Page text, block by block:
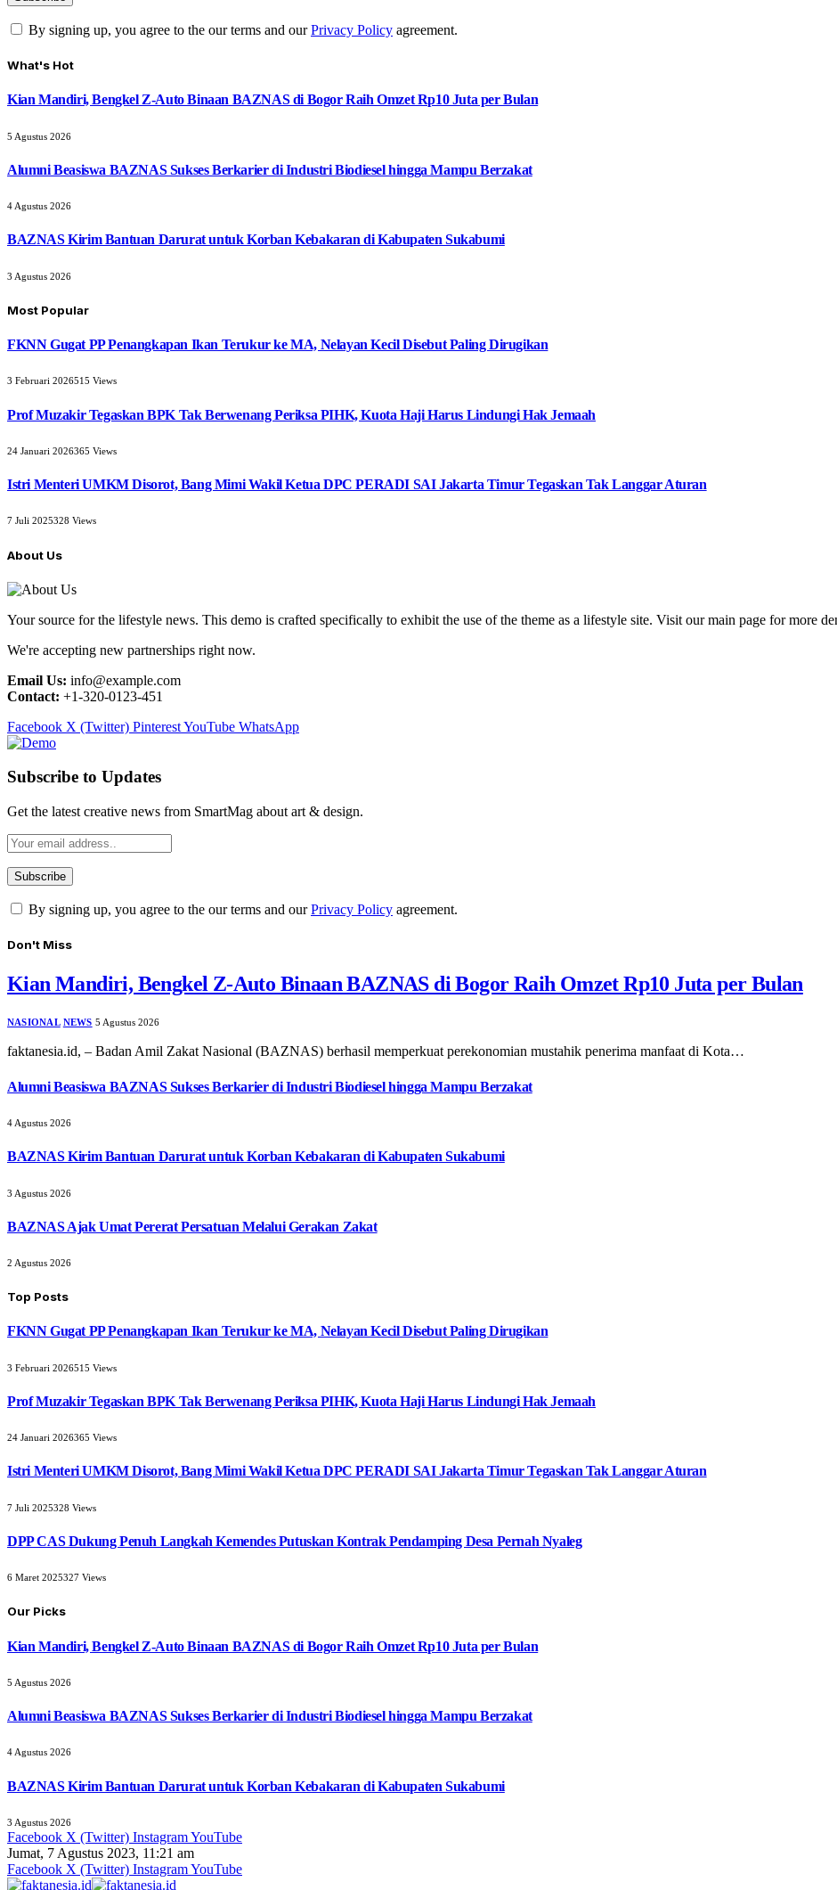
By signing up, you agree to the our terms and ourPrivacy Policy agreement.
What's Hot
Kian Mandiri, Bengkel Z-Auto Binaan BAZNAS di Bogor Raih Omzet Rp10 Juta per Bulan
5 Agustus 2026
Alumni Beasiswa BAZNAS Sukses Berkarier di Industri Biodiesel hingga Mampu Berzakat
4 Agustus 2026
BAZNAS Kirim Bantuan Darurat untuk Korban Kebakaran di Kabupaten Sukabumi
3 Agustus 2026
Most Popular
FKNN Gugat PP Penangkapan Ikan Terukur ke MA, Nelayan Kecil Disebut Paling Dirugikan
3 Februari 2026515 Views
Prof Muzakir Tegaskan BPK Tak Berwenang Periksa PIHK, Kuota Haji Harus Lindungi Hak Jemaah
24 Januari 2026365 Views
Istri Menteri UMKM Disorot, Bang Mimi Wakil Ketua DPC PERADI SAI Jakarta Timur Tegaskan Tak Langgar Aturan
7 Juli 2025328 Views
About Us
Your source for the lifestyle news. This demo is crafted specifically to exhibit the use of the theme as a lifestyle site. Visit our main page for more
We're accepting new partnerships right now.
Email Us: info@example.com
Contact: +1-320-0123-451
Facebook X (Twitter) PinterestYouTube WhatsApp
Subscribe to Updates
Get the latest creative news from SmartMag about art & design.
By signing up, you agree to the our terms and ourPrivacy Policy agreement.
Don't Miss
Kian Mandiri, Bengkel Z-Auto Binaan BAZNAS di Bogor Raih Omzet Rp10 Juta per Bulan
NASIONAL NEWS 5 Agustus 2026
faktanesia.id, – ​Badan Amil Zakat Nasional (BAZNAS) berhasil memperkuat perekonomian mustahik penerima manfaat di Kota…
Alumni Beasiswa BAZNAS Sukses Berkarier di Industri Biodiesel hingga Mampu Berzakat
4 Agustus 2026
BAZNAS Kirim Bantuan Darurat untuk Korban Kebakaran di Kabupaten Sukabumi
3 Agustus 2026
BAZNAS Ajak Umat Pererat Persatuan Melalui Gerakan Zakat
2 Agustus 2026
Top Posts
FKNN Gugat PP Penangkapan Ikan Terukur ke MA, Nelayan Kecil Disebut Paling Dirugikan
3 Februari 2026515 Views
Prof Muzakir Tegaskan BPK Tak Berwenang Periksa PIHK, Kuota Haji Harus Lindungi Hak Jemaah
24 Januari 2026365 Views
Istri Menteri UMKM Disorot, Bang Mimi Wakil Ketua DPC PERADI SAI Jakarta Timur Tegaskan Tak Langgar Aturan
7 Juli 2025328 Views
DPP CAS Dukung Penuh Langkah Kemendes Putuskan Kontrak Pendamping Desa Pernah Nyaleg
6 Maret 2025327 Views
Our Picks
Kian Mandiri, Bengkel Z-Auto Binaan BAZNAS di Bogor Raih Omzet Rp10 Juta per Bulan
5 Agustus 2026
Alumni Beasiswa BAZNAS Sukses Berkarier di Industri Biodiesel hingga Mampu Berzakat
4 Agustus 2026
BAZNAS Kirim Bantuan Darurat untuk Korban Kebakaran di Kabupaten Sukabumi
3 Agustus 2026
Facebook X (Twitter) InstagramYouTube
Jumat, 7 Agustus 2023, 11:21 am
Facebook X (Twitter) InstagramYouTube